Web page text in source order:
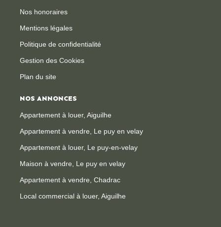
Nos honoraires
Mentions légales
Politique de confidentialité
Gestion des Cookies
Plan du site
NOS ANNONCES
Appartement à louer, Aiguilhe
Appartement à vendre, Le puy en velay
Appartement à louer, Le puy-en-velay
Maison à vendre, Le puy en velay
Appartement à vendre, Chadrac
Local commercial à louer, Aiguilhe